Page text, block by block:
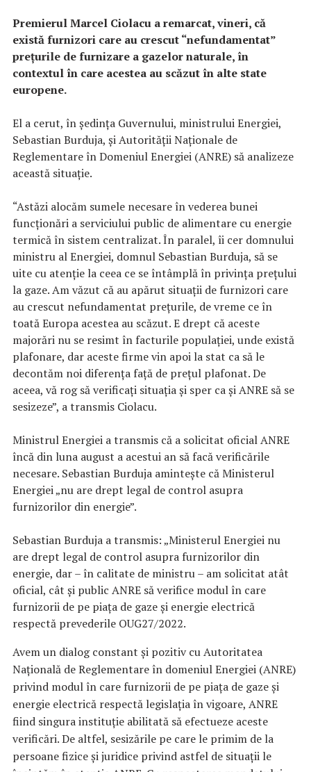
Premierul Marcel Ciolacu a remarcat, vineri, că
există furnizori care au crescut “nefundamentat”
preţurile de furnizare a gazelor naturale, în
contextul în care acestea au scăzut în alte state
europene.
El a cerut, în şedinţa Guvernului, ministrului Energiei,
Sebastian Burduja, şi Autorităţii Naţionale de
Reglementare în Domeniul Energiei (ANRE) să analizeze
această situaţie.
“Astăzi alocăm sumele necesare în vederea bunei
funcţionări a serviciului public de alimentare cu energie
termică în sistem centralizat. În paralel, îi cer domnului
ministru al Energiei, domnul Sebastian Burduja, să se
uite cu atenţie la ceea ce se întâmplă în privinţa preţului
la gaze. Am văzut că au apărut situaţii de furnizori care
au crescut nefundamentat preţurile, de vreme ce în
toată Europa acestea au scăzut. E drept că aceste
majorări nu se resimt în facturile populaţiei, unde există
plafonare, dar aceste firme vin apoi la stat ca să le
decontăm noi diferenţa faţă de preţul plafonat. De
aceea, vă rog să verificaţi situaţia şi sper ca şi ANRE să se
sesizeze”, a transmis Ciolacu.
Ministrul Energiei a transmis că a solicitat oficial ANRE
încă din luna august a acestui an să facă verificările
necesare. Sebastian Burduja amintește că Ministerul
Energiei „nu are drept legal de control asupra
furnizorilor din energie”.
Sebastian Burduja a transmis: „Ministerul Energiei nu
are drept legal de control asupra furnizorilor din
energie, dar – în calitate de ministru – am solicitat atât
oficial, cât și public ANRE să verifice modul în care
furnizorii de pe piața de gaze și energie electrică
respectă prevederile OUG27/2022.
Avem un dialog constant și pozitiv cu Autoritatea
Națională de Reglementare în domeniul Energiei (ANRE)
privind modul în care furnizorii de pe piața de gaze și
energie electrică respectă legislația în vigoare, ANRE
fiind singura instituție abilitată să efectueze aceste
verificări. De altfel, sesizările pe care le primim de la
persoane fizice și juridice privind astfel de situații le